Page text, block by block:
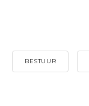
BESTUUR